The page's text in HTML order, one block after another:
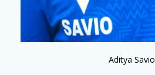
Aditya Savio